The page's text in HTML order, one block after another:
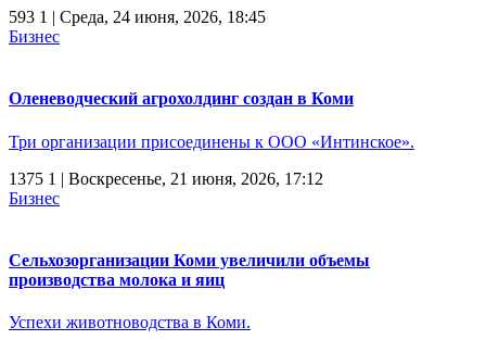
593 1 | Среда, 24 июня, 2026, 18:45
Бизнес
Оленеводческий агрохолдинг создан в Коми
Три организации присоединены к ООО «Интинское».
1375 1 | Воскресенье, 21 июня, 2026, 17:12
Бизнес
Сельхозорганизации Коми увеличили объемы
производства молока и яиц
Успехи животноводства в Коми.